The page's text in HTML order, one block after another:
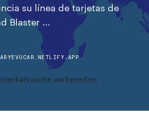
su línea de tarjetas de
Blaster ...
vorbereiten